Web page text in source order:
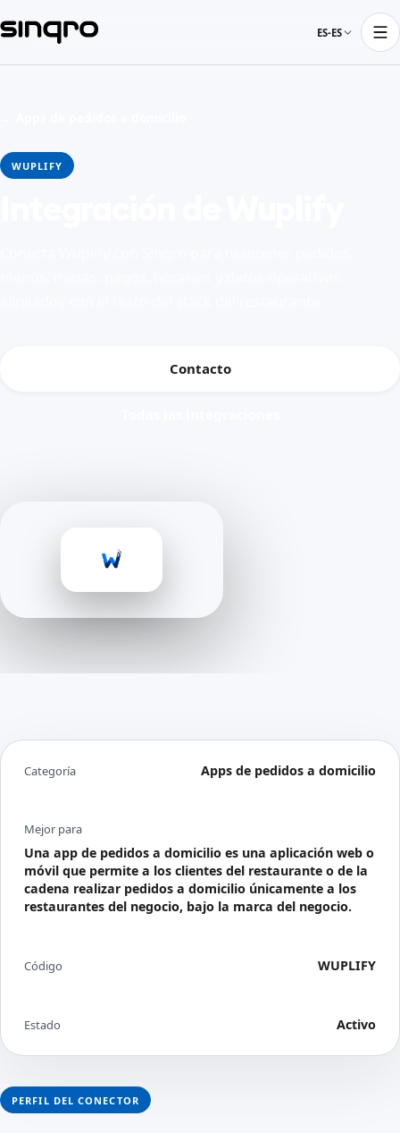
ES-ES
WUPLIFY
Contacto
PERFIL DEL CONECTOR
Categoría Apps de pedidos a domicilio
Mejor para
Una app de pedidos a domicilio es una aplicación web o
móvil que permite a los clientes del restaurante o de la
cadena realizar pedidos a domicilio únicamente a los
restaurantes del negocio, bajo la marca del negocio.
Código WUPLIFY
Estado Activo